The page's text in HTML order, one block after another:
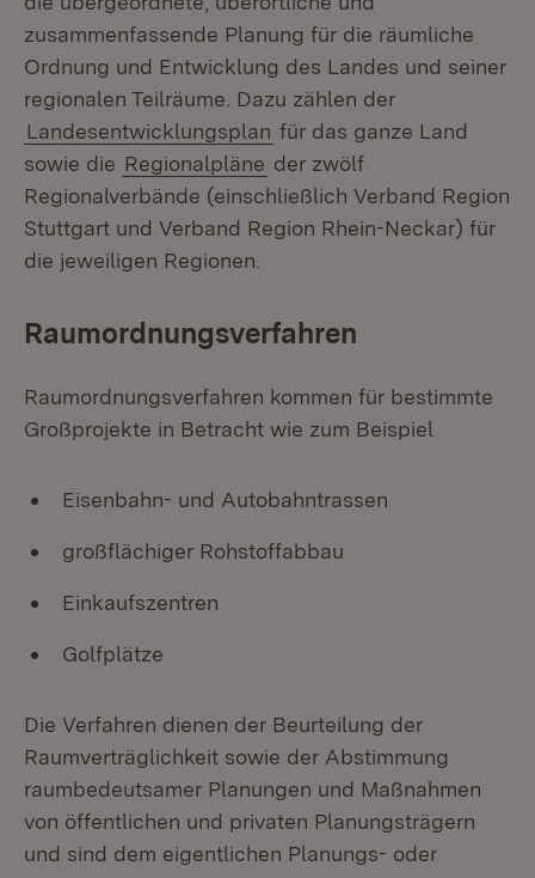
zusammenfassende Planung für die räumliche
Ordnung und Entwicklung des Landes und seiner
regionalen Teilräume. Dazu zählen der
Landesentwicklungsplan für das ganze Land
sowie die Regionalpläne der zwölf
Regionalverbände (einschließlich Verband Region
Stuttgart und Verband Region Rhein-Neckar) für
die jeweiligen Regionen.
Raumordnungsverfahren
Raumordnungsverfahren kommen für bestimmte
Großprojekte in Betracht wie zum Beispiel
Eisenbahn- und Autobahntrassen
großflächiger Rohstoffabbau
Einkaufszentren
Golfplätze
Die Verfahren dienen der Beurteilung der
Raumverträglichkeit sowie der Abstimmung
raumbedeutsamer Planungen und Maßnahmen
von öffentlichen und privaten Planungsträgern
und sind dem eigentlichen Planungs- oder